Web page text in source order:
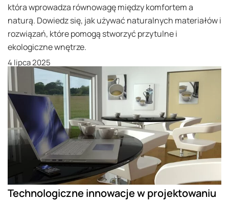
która wprowadza równowagę między komfortem a
naturą. Dowiedz się, jak używać naturalnych materiałów i
rozwiązań, które pomogą stworzyć przytulne i
ekologiczne wnętrze.
4 lipca 2025
Technologiczne innowacje w projektowaniu